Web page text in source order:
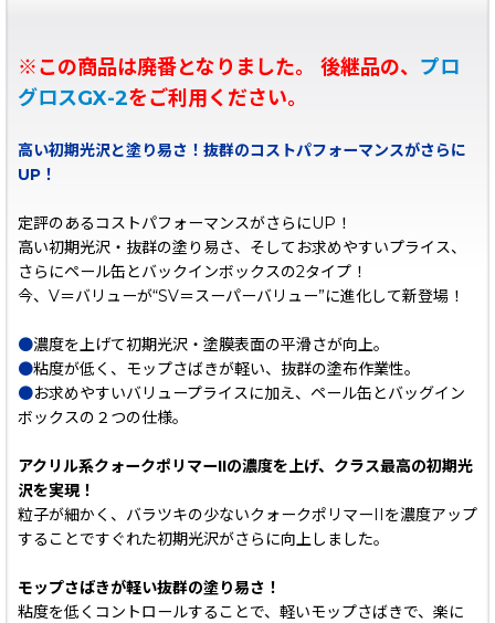
※この商品は廃番となりました。 後継品の、 プロ
グロスGX-2をご利用ください。
高い初期光沢と塗り易さ！抜群のコストパフォーマンスがさらに
UP！
定評のあるコストパフォーマンスがさらにUP！
高い初期光沢・抜群の塗り易さ、そしてお求めやすいプライス、
さらにペール缶とバックインボックスの2タイプ！
今、V＝バリューが“SV＝スーパーバリュー”に進化して新登場！
●濃度を上げて初期光沢・塗膜表面の平滑さが向上。
●粘度が低く、モップさばきが軽い、抜群の塗布作業性。
●お求めやすいバリュープライスに加え、ペール缶とバッグイン
ボックスの２つの仕様。
アクリル系クォークポリマーIIの濃度を上げ、クラス最高の初期光
沢を実現！
粒子が細かく、バラツキの少ないクォークポリマーIIを濃度アップ
することですぐれた初期光沢がさらに向上しました。
モップさばきが軽い抜群の塗り易さ！
粘度を低くコントロールすることで、軽いモップさばきで、楽に